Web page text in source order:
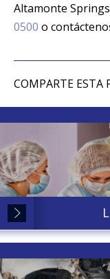
Altamonte
0500 o
COMPARTE ESTA